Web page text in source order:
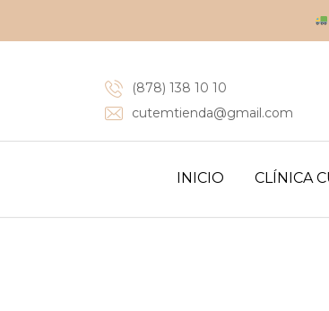
(878) 138 10 10
cutemtienda@gmail.com
INICIO CLÍNICA